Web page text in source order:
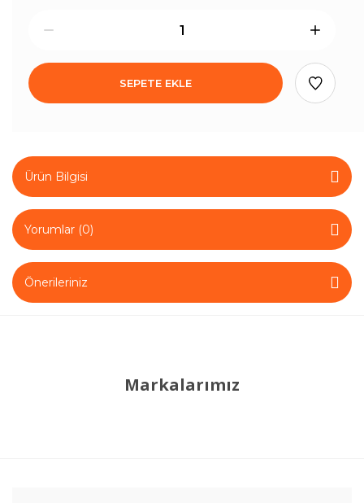
SEPETE EKLE
Ürün Bilgisi
Yorumlar (0)
Önerileriniz
Markalarımız